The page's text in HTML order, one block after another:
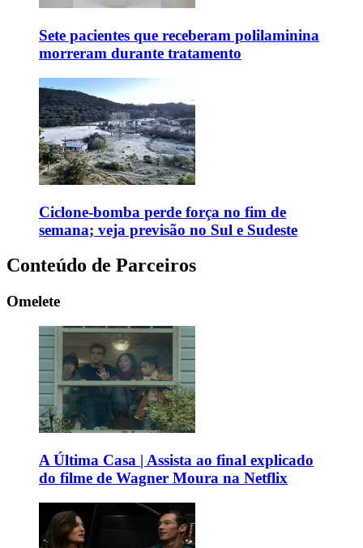
Sete pacientes que receberam polilaminina
morreram durante tratamento
Ciclone-bomba perde força no fim de
semana; veja previsão no Sul e Sudeste
Conteúdo de Parceiros
Omelete
A Última Casa | Assista ao final explicado
do filme de Wagner Moura na Netflix